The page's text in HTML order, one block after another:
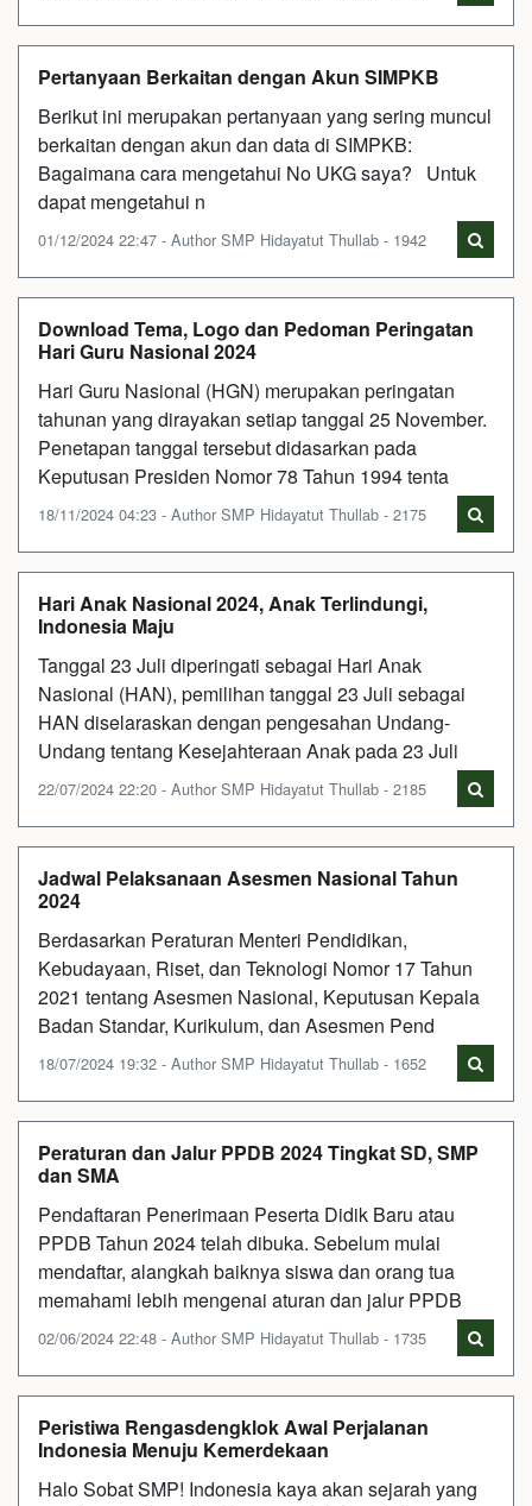
Pertanyaan Berkaitan dengan Akun SIMPKB
Berikut ini merupakan pertanyaan yang sering muncul
berkaitan dengan akun dan data di SIMPKB:
Bagaimana cara mengetahui No UKG saya? Untuk
dapat mengetahui n
01/12/2024 22:47 - Author SMP Hidayatut Thullab - 1942
Download Tema, Logo dan Pedoman Peringatan
Hari Guru Nasional 2024
Hari Guru Nasional (HGN) merupakan peringatan
tahunan yang dirayakan setiap tanggal 25 November.
Penetapan tanggal tersebut didasarkan pada
Keputusan Presiden Nomor 78 Tahun 1994 tenta
18/11/2024 04:23 - Author SMP Hidayatut Thullab - 2175
Hari Anak Nasional 2024, Anak Terlindungi,
Indonesia Maju
Tanggal 23 Juli diperingati sebagai Hari Anak
Nasional (HAN), pemilihan tanggal 23 Juli sebagai
HAN diselaraskan dengan pengesahan Undang-
Undang tentang Kesejahteraan Anak pada 23 Juli
22/07/2024 22:20 - Author SMP Hidayatut Thullab - 2185
Jadwal Pelaksanaan Asesmen Nasional Tahun
2024
Berdasarkan Peraturan Menteri Pendidikan,
Kebudayaan, Riset, dan Teknologi Nomor 17 Tahun
2021 tentang Asesmen Nasional, Keputusan Kepala
Badan Standar, Kurikulum, dan Asesmen Pend
18/07/2024 19:32 - Author SMP Hidayatut Thullab - 1652
Peraturan dan Jalur PPDB 2024 Tingkat SD, SMP
dan SMA
Pendaftaran Penerimaan Peserta Didik Baru atau
PPDB Tahun 2024 telah dibuka. Sebelum mulai
mendaftar, alangkah baiknya siswa dan orang tua
memahami lebih mengenai aturan dan jalur PPDB
02/06/2024 22:48 - Author SMP Hidayatut Thullab - 1735
Peristiwa Rengasdengklok Awal Perjalanan
Indonesia Menuju Kemerdekaan
Halo Sobat SMP! Indonesia kaya akan sejarah yang